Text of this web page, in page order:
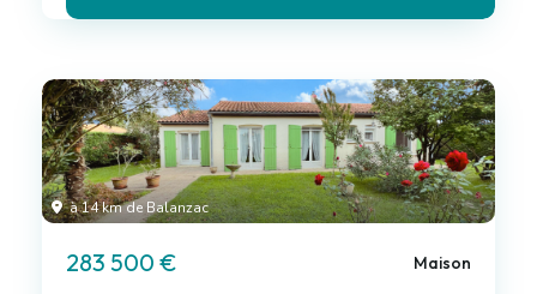
à 14 km de Balanzac
283 500 € Maison